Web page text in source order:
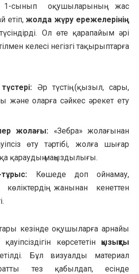
сынып оқушыларының жас
етіп,жолда жүру ережелерінің
түсіндірді. Ол өте қарапайым әрі
келесі негізгі тақырыптарға
Әр түстің (қызыл, сары,
және оларға сәйкес әрекет ету
жолағы: «Зебра» жолағынан
өту тәртібі, жолға шығар
қараудың маңыздылығы.
Көшеде доп ойнамау,
жанынан кенеттен
кезінде оқушыларға арнайы
көрсететін қызықты
Бұл визуалды материал
тез қабылдап, есінде